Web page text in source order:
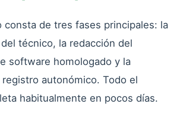
consta de tres fases principales: la
técnico, la redacción del
software homologado y la
autonómico. Todo el
habitualmente en pocos días.